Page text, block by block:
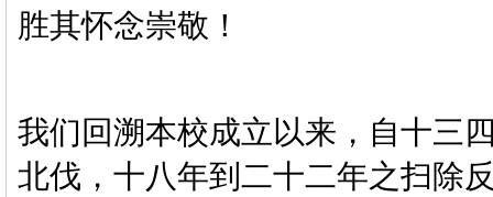
胜其怀念崇敬！
我们回溯本校成立以来，自十三
北伐，十八年到二十二年之扫除